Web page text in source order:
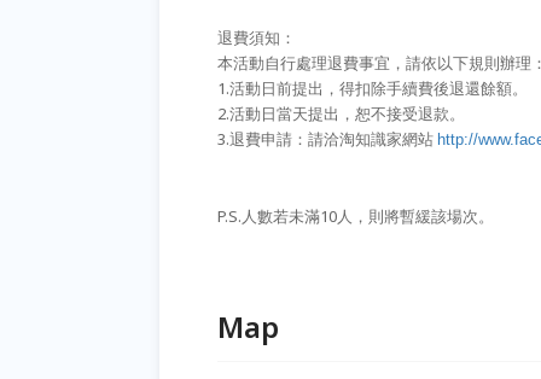
退費須知：
本活動自行處理退費事宜，請依以下規則辦理：
1.活動日前提出，得扣除手續費後退還餘額。
2.活動日當天提出，恕不接受退款。
3.退費申請：請洽淘知識家網站 http://
P.S.人數若未滿10人，則將暫緩該場次。
Map